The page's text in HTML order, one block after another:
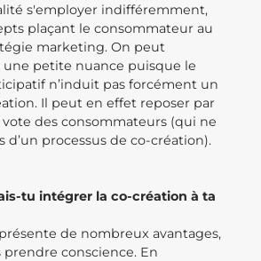
s'employer indifféremment,
plaçant le consommateur au
marketing. On peut
petite nuance puisque le
n’induit pas forcément un
Il peut en effet reposer par
des consommateurs (qui ne
d’un processus de co-création).
tu intégrer la co-création à ta
de nombreux avantages,
conscience. En